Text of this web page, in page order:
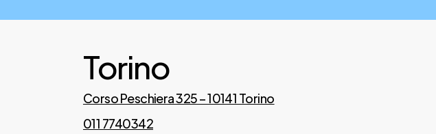
Torino
Corso Peschiera 325 – 10141 Torino
011 7740342